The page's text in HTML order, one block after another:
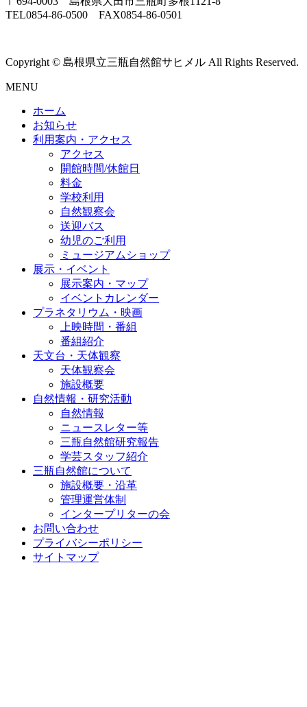
TEL0854-86-0500 FAX0854-86-0501
Copyright © 島根県立三瓶自然館サヒメル All Rights Reserved.
MENU
ホーム
お知らせ
利用案内・アクセス
アクセス
開館時間/休館日
料金
学校利用
自然観察会
送迎バス
幼児のご利用
ミュージアムショップ
展示・イベント
展示案内・マップ
イベントカレンダー
プラネタリウム・映画
上映時間・番組
番組紹介
天文台・天体観察
天体観察会
施設概要
自然情報・研究活動
自然情報
ニュースレター等
三瓶自然館研究報告
学芸スタッフ紹介
三瓶自然館について
施設概要・沿革
管理運営体制
インタープリターの会
お問い合わせ
プライバシーポリシー
サイトマップ